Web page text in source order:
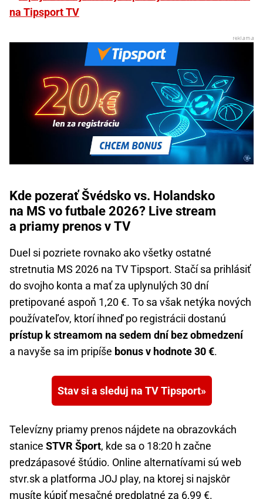
na Tipsport TV
Kde pozerať Švédsko vs. Holandsko
na MS vo futbale 2026? Live stream
a priamy prenos v TV
Duel si pozriete rovnako ako všetky ostatné
stretnutia MS 2026 na TV Tipsport. Stačí sa prihlásiť
do svojho konta a mať za uplynulých 30 dní
pretipované aspoň 1,20 €. To sa však netýka nových
používateľov, ktorí ihneď po registrácii dostanú
prístup k streamom na sedem dní bez obmedzení
a navyše sa im pripíše bonus v hodnote 30 €.
Stav si a sleduj na TV Tipsport
Televízny priamy prenos nájdete na obrazovkách
stanice STVR Šport, kde sa o 18:20 h začne
predzápasové štúdio. Online alternatívami sú web
stvr.sk a platforma JOJ play, na ktorej si najskôr
musíte kúpiť mesačné predplatné za 6,99 €.